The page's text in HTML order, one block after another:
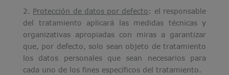
2. Protección de datos por defecto: el responsable
del tratamiento aplicará las medidas técnicas y
organizativas apropiadas con miras a garantizar
que, por defecto, solo sean objeto de tratamiento
los datos personales que sean necesarios para
cada uno de los fines específicos del tratamiento.